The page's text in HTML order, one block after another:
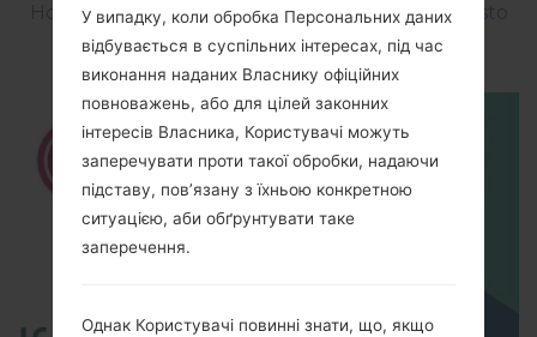
How to Factory Reset through menu on LG Aristo
MS210?
У випадку, коли обробка Персональних даних
відбувається в суспільних інтересах, під час
виконання наданих Власнику офіційних
повноважень, або для цілей законних
інтересів Власника, Користувачі можуть
заперечувати проти такої обробки, надаючи
підставу, пов’язану з їхньою конкретною
ситуацією, аби обґрунтувати таке
заперечення.
Однак Користувачі повинні знати, що, якщо